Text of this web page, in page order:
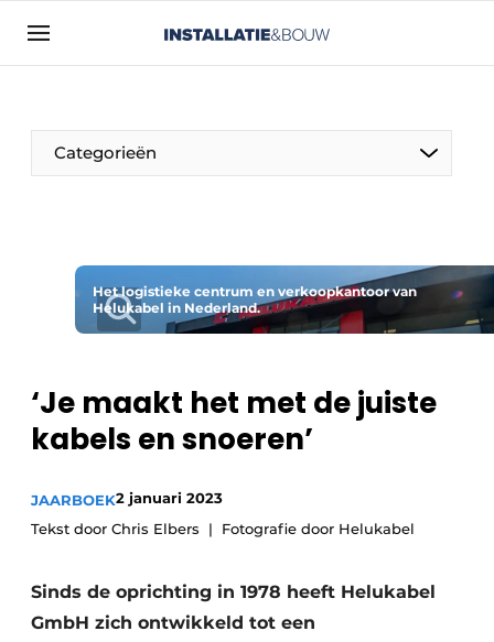
Aanmelden
Bedrijven
Contact
Installatie & Bouw | Platform over
installatietechniek, klimaatbeheersing en
Nieuwsbrief
Podcasts
Privacy / Cookie statement
Vacature aanmelden
Video’s
Categorieën
Het logistieke centrum en verkoopkantoor van
Helukabel in Nederland.
‘Je maakt het met de juiste
kabels en snoeren’
JAARBOEK2 januari 2023
Tekst door Chris Elbers
Fotografie door Helukabel
Sinds de oprichting in 1978 heeft Helukabel
GmbH zich ontwikkeld tot een